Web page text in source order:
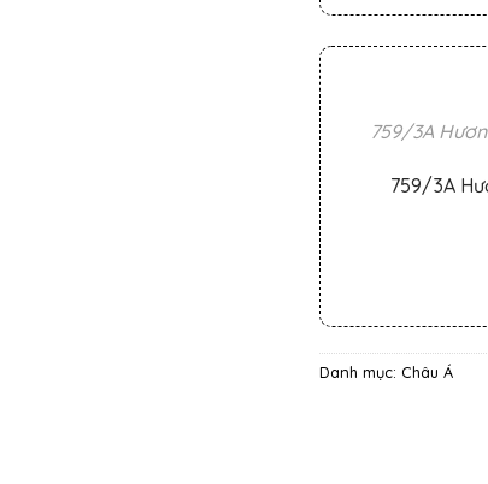
759/3A
759/3A
Danh mục: Châu Á